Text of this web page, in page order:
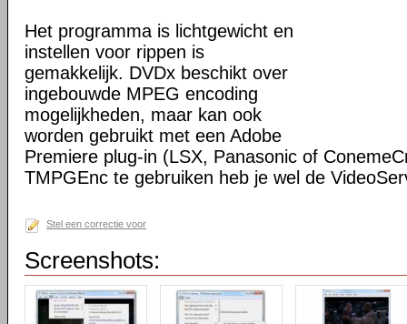
Het programma is lichtgewicht en
instellen voor rippen is
gemakkelijk. DVDx beschikt over
ingebouwde MPEG encoding
mogelijkheden, maar kan ook
worden gebruikt met een Adobe
Premiere plug-in (LSX, Panasonic of
TMPGEnc te gebruiken heb je wel de
Stel een correctie voor
Screenshots: